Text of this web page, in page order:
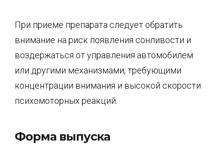
При приеме препарата следует обратить
внимание на риск появления сонливости и
воздержаться от управления автомобилем
или другими механизмами, требующими
концентрации внимания и высокой скорости
психомоторных реакций.
Форма выпуска